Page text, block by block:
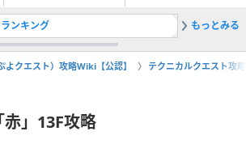
ンキング 2キュア
もっとみる
よクエスト）攻略Wiki【公認】 テクニカルクエスト攻
」13F攻略